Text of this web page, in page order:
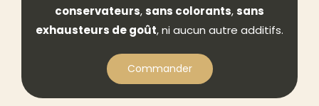
conservateurs, sans colorants, sans
exhausteurs de goût, ni aucun autre additifs.
Commander